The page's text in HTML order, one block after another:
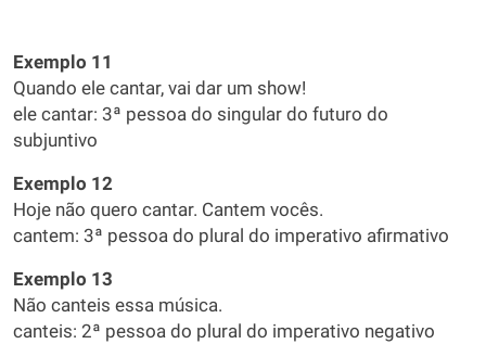
Exemplo 11
Quando ele cantar, vai dar um show!
ele cantar: 3ª pessoa do singular do futuro do
subjuntivo
Exemplo 12
Hoje não quero cantar. Cantem vocês.
cantem: 3ª pessoa do plural do imperativo afirmativo
Exemplo 13
Não canteis essa música.
canteis: 2ª pessoa do plural do imperativo negativo